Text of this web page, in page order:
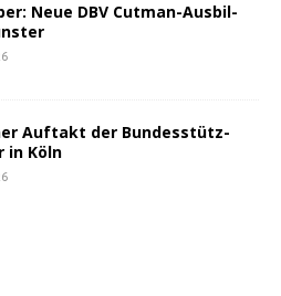
Neue DBV Cut­man-Aus­bil­
Auf­takt der Bun­des­stütz­
in Köln